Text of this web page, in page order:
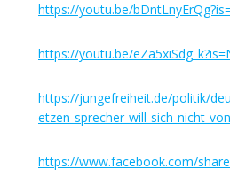
https://youtu.be/
https://youtu.be/
https://jungefreiheit.de/politik/
etzen-sprecher-will-sich-nicht-
https://www.facebook.com/